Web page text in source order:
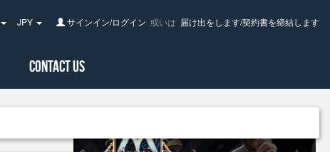
Japan(日
JPY サインイン/ログイン 或いは 届け出をします/契約書を締結します
Contact Us